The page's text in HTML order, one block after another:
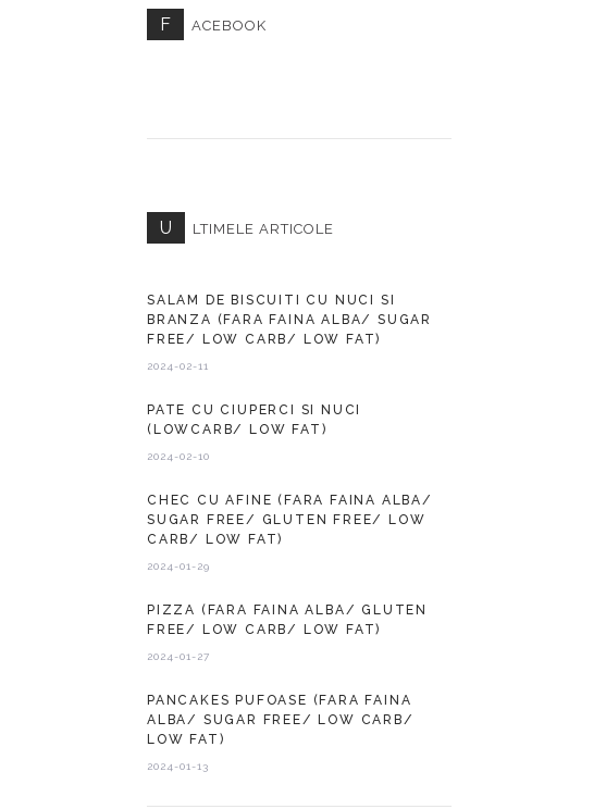
F ACEBOOK
U LTIMELE ARTICOLE
SALAM DE BISCUITI CU NUCI SI
BRANZA (FARA FAINA ALBA/ SUGAR
FREE/ LOW CARB/ LOW FAT)
2024-02-11
PATE CU CIUPERCI SI NUCI
(LOWCARB/ LOW FAT)
2024-02-10
CHEC CU AFINE (FARA FAINA ALBA/
SUGAR FREE/ GLUTEN FREE/ LOW
CARB/ LOW FAT)
2024-01-29
PIZZA (FARA FAINA ALBA/ GLUTEN
FREE/ LOW CARB/ LOW FAT)
2024-01-27
PANCAKES PUFOASE (FARA FAINA
ALBA/ SUGAR FREE/ LOW CARB/
LOW FAT)
2024-01-13